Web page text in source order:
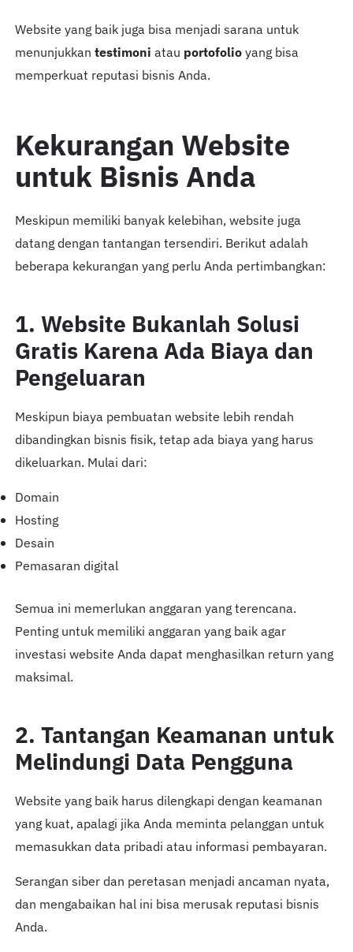
Website yang baik juga bisa menjadi sarana untuk
menunjukkan testimoni atau portofolioyang bisa
memperkuat reputasi bisnis Anda.
Kekurangan Website
untuk Bisnis Anda
Meskipun memiliki banyak kelebihan, website juga
datang dengan tantangan tersendiri. Berikut adalah
beberapa kekurangan yang perlu Anda pertimbangkan:
1. Website Bukanlah Solusi
Gratis Karena Ada Biaya dan
Pengeluaran
Meskipun biaya pembuatan website lebih rendah
dibandingkan bisnis fisik, tetap ada biaya yang harus
dikeluarkan. Mulai dari:
Domain
Hosting
Desain
Pemasaran digital
Semua ini memerlukan anggaran yang terencana.
Penting untuk memiliki anggaran yang baik agar
investasi website Anda dapat menghasilkan return yang
maksimal.
2. Tantangan Keamanan untuk
Melindungi Data Pengguna
Website yang baik harus dilengkapi dengan keamanan
yang kuat, apalagi jika Anda meminta pelanggan untuk
memasukkan data pribadi atau informasi pembayaran.
Serangan siber dan peretasan menjadi ancaman nyata,
dan mengabaikan hal ini bisa merusak reputasi bisnis
Anda.